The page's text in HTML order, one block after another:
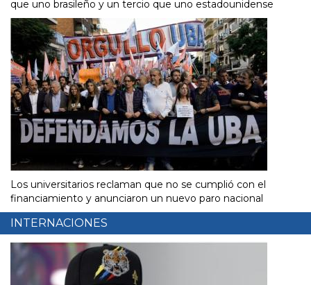
que uno brasileño y un tercio que uno estadounidense
Los universitarios reclaman que no se cumplió con el
financiamiento y anunciaron un nuevo paro nacional
INTERNACIONES